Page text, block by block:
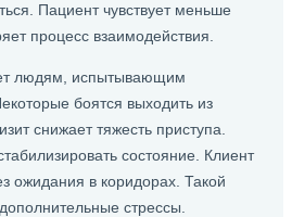
Пациент чувствует меньше
процесс взаимодействия.
людям, испытывающим
боятся выходить из
снижает тяжесть приступа.
состояние. Клиент
ожидания в коридорах. Такой
стрессы.